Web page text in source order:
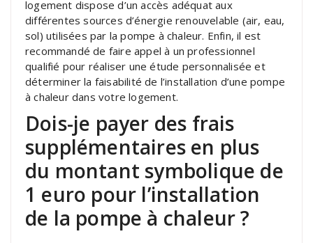
logement dispose d’un accès adéquat aux
différentes sources d’énergie renouvelable (air, eau,
sol) utilisées par la pompe à chaleur. Enfin, il est
recommandé de faire appel à un professionnel
qualifié pour réaliser une étude personnalisée et
déterminer la faisabilité de l’installation d’une pompe
à chaleur dans votre logement.
Dois-je payer des frais
supplémentaires en plus
du montant symbolique de
1 euro pour l’installation
de la pompe à chaleur ?